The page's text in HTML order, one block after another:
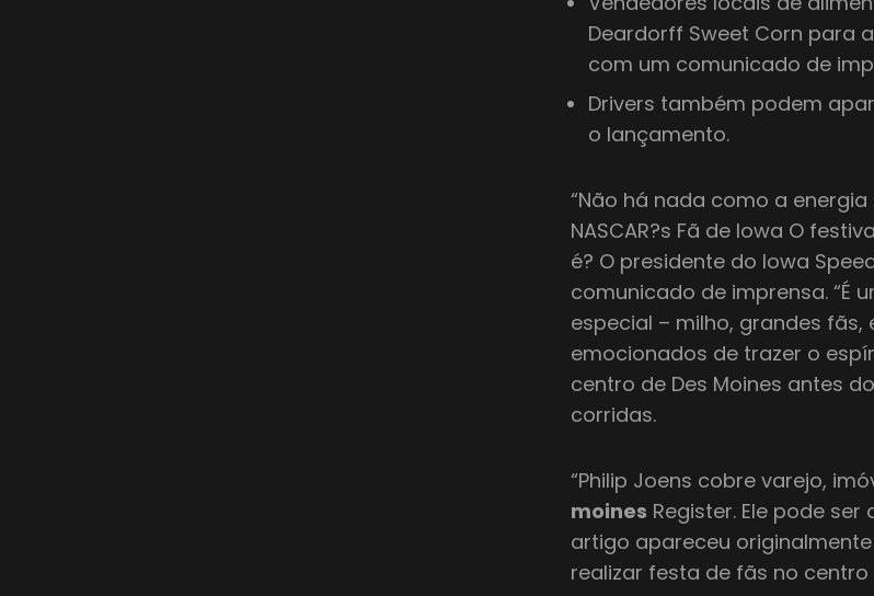
Deardorff Sweet Corn para
com um comunicado de
Drivers também podem
o lançamento.
“Não há nada como a
NASCAR?s Fã de Iowa O
é? O presidente do Iowa
comunicado de imprensa. “É
especial – milho, grandes
emocionados de trazer o
centro de Des Moines antes
corridas.
“Philip Joens cobre varejo,
moines Register. Ele pode
artigo apareceu originalmente
realizar festa de fãs no centro